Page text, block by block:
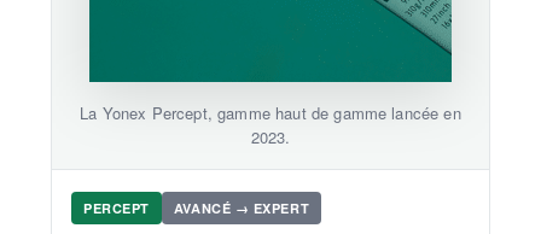
La Yonex Percept, gamme haut de gamme lancée en
2023.
PERCEPT AVANCÉ → EXPERT